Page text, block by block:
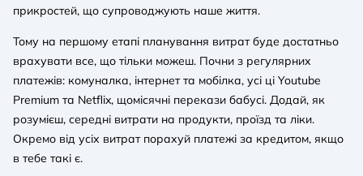
прикростей, що супроводжують наше життя.
Тому на першому етапі планування витрат буде достатньо
врахувати все, що тільки можеш. Почни з регулярних
платежів: комуналка, інтернет та мобілка, усі ці Youtube
Premium та Netflix, щомісячні перекази бабусі. Додай, як
розумієш, середні витрати на продукти, проїзд та ліки.
Окремо від усіх витрат порахуй платежі за кредитом, якщо
в тебе такі є.